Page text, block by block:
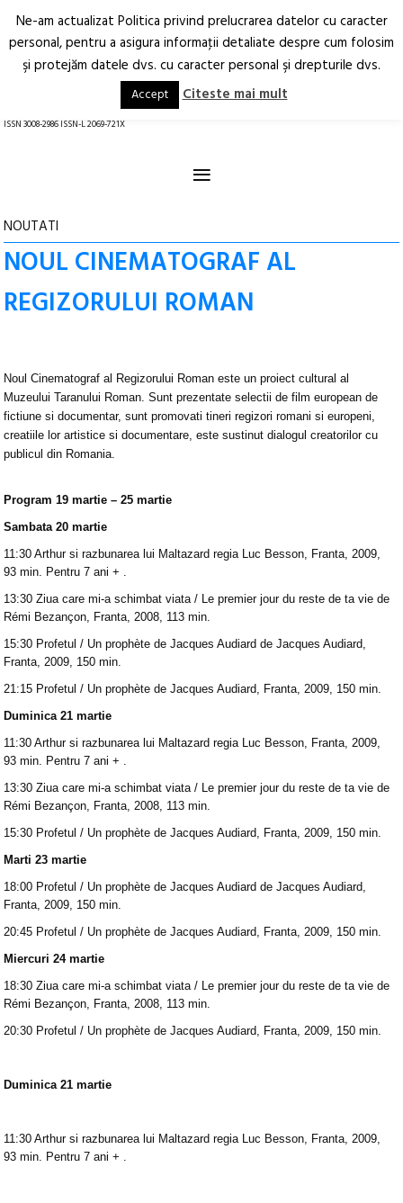
Arhitectură.
Oraș.
RO EN
ISSN 3008-2986 ISSN-L 2069-721X
≡
NOUTATI
NOUL CINEMATOGRAF AL
REGIZORULUI ROMAN
Noul Cinematograf al Regizorului Roman este un proiect cultural al
Muzeului Taranului Roman. Sunt prezentate selectii de film european de
fictiune si documentar, sunt promovati tineri regizori romani si europeni,
creatiile lor artistice si documentare, este sustinut dialogul creatorilor cu
publicul din Romania.
Program 19 martie – 25 martie
Sambata 20 martie
11:30 Arthur si razbunarea lui Maltazard regia Luc Besson, Franta, 2009,
93 min. Pentru 7 ani + .
13:30 Ziua care mi-a schimbat viata / Le premier jour du reste de ta vie de
Rémi Bezançon, Franta, 2008, 113 min.
15:30 Profetul / Un prophète de Jacques Audiard de Jacques Audiard,
Franta, 2009, 150 min.
21:15 Profetul / Un prophète de Jacques Audiard, Franta, 2009, 150 min.
Duminica 21 martie
11:30 Arthur si razbunarea lui Maltazard regia Luc Besson, Franta, 2009,
93 min. Pentru 7 ani + .
13:30 Ziua care mi-a schimbat viata / Le premier jour du reste de ta vie de
Rémi Bezançon, Franta, 2008, 113 min.
15:30 Profetul / Un prophète de Jacques Audiard, Franta, 2009, 150 min.
Marti 23 martie
18:00 Profetul / Un prophète de Jacques Audiard de Jacques Audiard,
Franta, 2009, 150 min.
20:45 Profetul / Un prophète de Jacques Audiard, Franta, 2009, 150 min.
Miercuri 24 martie
18:30 Ziua care mi-a schimbat viata / Le premier jour du reste de ta vie de
Rémi Bezançon, Franta, 2008, 113 min.
20:30 Profetul / Un prophète de Jacques Audiard, Franta, 2009, 150 min.
Duminica 21 martie
11:30 Arthur si razbunarea lui Maltazard regia Luc Besson, Franta, 2009,
93 min. Pentru 7 ani + .
Ne-am actualizat Politica privind prelucrarea datelor cu caracter
personal, pentru a asigura informaţii detaliate despre cum folosim
şi protejăm datele dvs. cu caracter personal şi drepturile dvs.
Accept Citeste mai mult